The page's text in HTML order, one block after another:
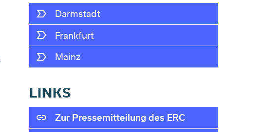
Darmstadt
Frankfurt
Mainz
LINKS
Zur Pressemitteilung des ERC